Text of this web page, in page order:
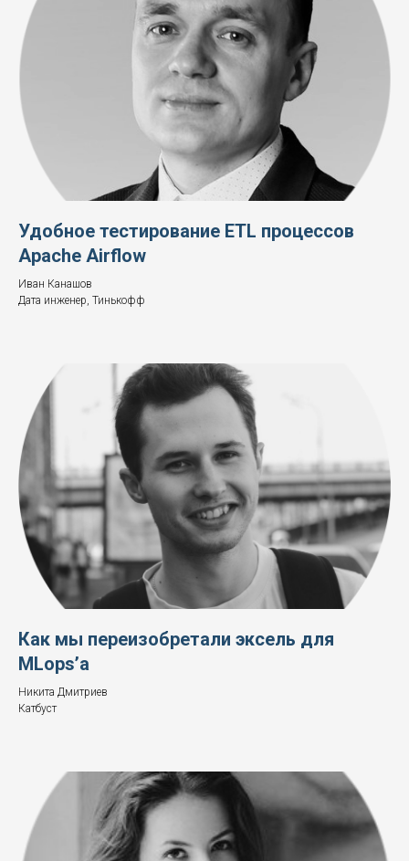
Удобное тестирование ETL процессов
Apache Airflow
Иван Канашов
Дата инженер, Тинькофф
Как мы переизобретали эксель для
MLops’а
Никита Дмитриев
Катбуст